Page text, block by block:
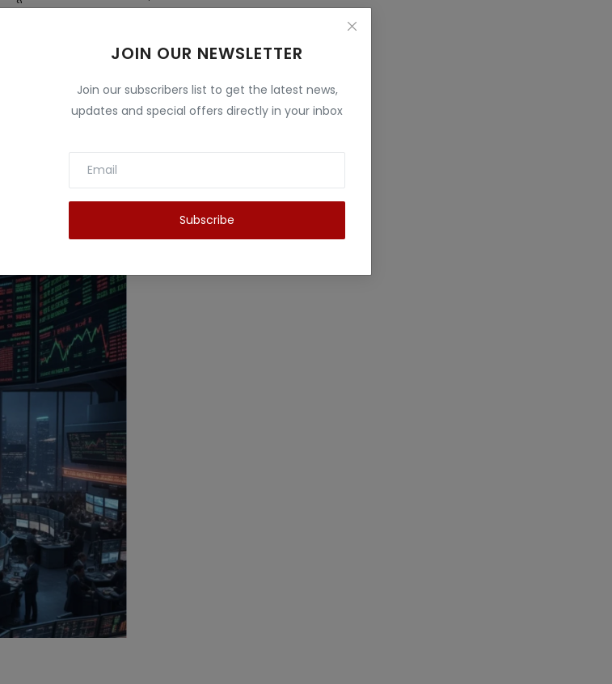
JOIN OUR NEWSLETTER
Join our subscribers list to get the latest news,
updates and special offers directly in your inbox
Subscribe
सकेंगे कई तरह के अपडेट्स
में टाटा स्टील ने ₹2,007 करोड़ का
से भी अधिक हुआ। कुल रेवेन्यू ₹53,178
अच्छा था।
EBITDA मार्जिन भी 13.9% तक बढ़ा
मैनेजमेंट को दर्शाता है।